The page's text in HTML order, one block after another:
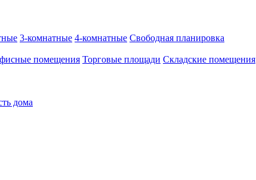
3-комнатные 4-комнатные Свободная планировка
помещения Торговые площади Складские помещения
дома